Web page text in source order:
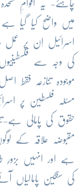
چاہئے- یہ اقوامِ
میں واضح کیا گیا ہے
اسرائیل اِن پر عمل
کی وجہ سے
موجودہ تنازعہ فقط
مسئلہ فلسطین پر
حقوق کی پامالی ہے-
مقبوضہ علاقہ کے
ہے اور انہیں بزورِ
کی سنگین پامالیاں